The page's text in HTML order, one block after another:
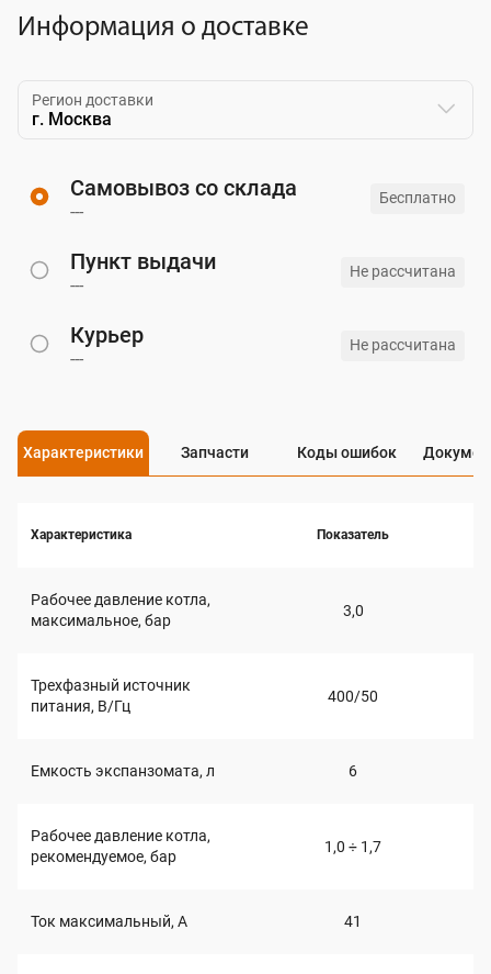
Информация о доставке
Регион доставки
г. Москва
Самовывоз со склада
---
Бесплатно
Пункт выдачи
---
Не рассчитана
Курьер
---
Не рассчитана
Характеристики Запчасти Коды ошибок
Характеристика Показатель
Рабочее давление котла,
максимальное, бар
3,0
Трехфазный источник
питания, В/Гц
400/50
Емкость экспанзомата, л 6
Рабочее давление котла,
рекомендуемое, бар
1,0 ÷ 1,7
Ток максимальный, А 41